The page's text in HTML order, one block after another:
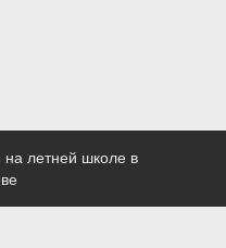
на летней школе в